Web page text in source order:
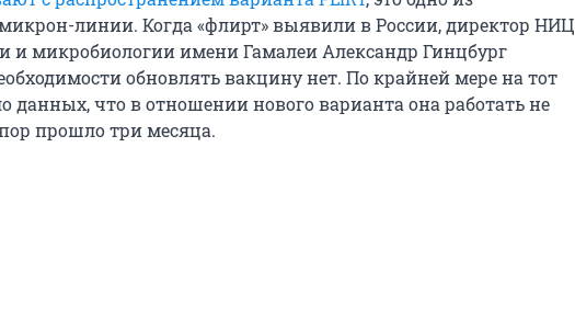
линии. Когда «флирт» выявили в России, директор НИЦ
и микробиологии имени Гамалеи Александр Гинцбург
обновлять вакцину нет. По крайней мере на тот
данных, что в отношении нового варианта она работать не
пор прошло три месяца.